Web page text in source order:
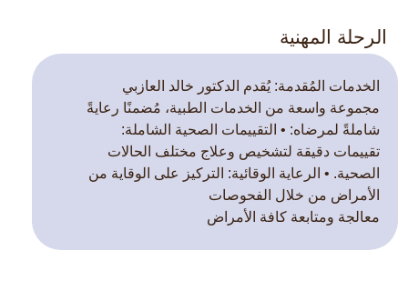
الرحلة المهنية
الخدمات المُقدمة: يُقدم الدكتور خالد العازبي
مجموعة واسعة من الخدمات الطبية، مُضمنًا رعايةً
شاملةً لمرضاه: • التقييمات الصحية الشاملة:
تقييمات دقيقة لتشخيص وعلاج مختلف الحالات
الصحية. • الرعاية الوقائية: التركيز على الوقاية من
الأمراض من خلال الفحوصات
معالجة ومتابعة كافة الأمراض